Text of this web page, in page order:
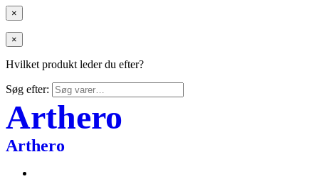
×
×
Hvilket produkt leder du efter?
Søg efter:
Arthero
Arthero